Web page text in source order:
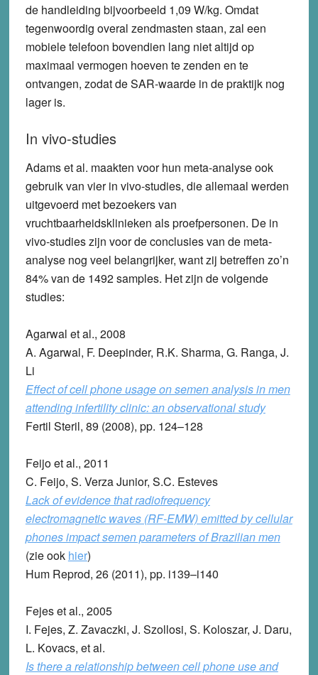
de handleiding bijvoorbeeld 1,09 W/kg. Omdat
tegenwoordig overal zendmasten staan, zal een
mobiele telefoon bovendien lang niet altijd op
maximaal vermogen hoeven te zenden en te
ontvangen, zodat de SAR-waarde in de praktijk nog
lager is.
In vivo-studies
Adams et al. maakten voor hun meta-analyse ook
gebruik van vier in vivo-studies, die allemaal werden
uitgevoerd met bezoekers van
vruchtbaarheidsklinieken als proefpersonen. De in
vivo-studies zijn voor de conclusies van de meta-
analyse nog veel belangrijker, want zij betreffen zo’n
84% van de 1492 samples. Het zijn de volgende
studies:
Agarwal et al., 2008
A. Agarwal, F. Deepinder, R.K. Sharma, G. Ranga, J.
Li
Effect of cell phone usage on semen analysis in men
attending infertility clinic: an observational study
Fertil Steril, 89 (2008), pp. 124–128
Feijo et al., 2011
C. Feijo, S. Verza Junior, S.C. Esteves
Lack of evidence that radiofrequency
electromagnetic waves (RF-EMW) emitted by cellular
phones impact semen parameters of Brazilian men
(zie ook hier)
Hum Reprod, 26 (2011), pp. i139–i140
Fejes et al., 2005
I. Fejes, Z. Zavaczki, J. Szollosi, S. Koloszar, J. Daru,
L. Kovacs, et al.
Is there a relationship between cell phone use and